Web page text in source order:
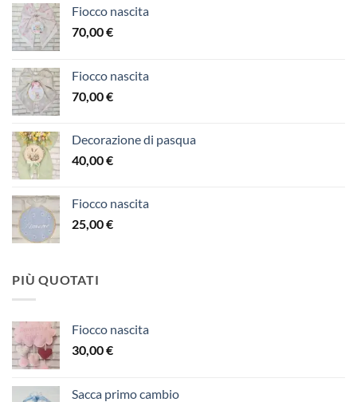
Fiocco nascita
70,00€
Fiocco nascita
70,00€
Decorazione di pasqua
40,00€
Fiocco nascita
25,00€
PIÙ QUOTATI
Fiocco nascita
30,00€
Sacca primo cambio